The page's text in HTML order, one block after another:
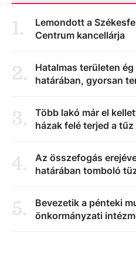
1.
Lemondott a
Centrum kancellárja
2.
Hatalmas területen
határában, gyorsan
3.
Több lakó már el
házak felé terjed a
4.
Az összefogás
határában tomboló
5.
Bevezetik a pénteki
önkormányzati